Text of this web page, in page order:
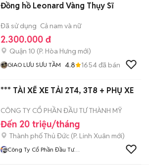
Đồng hồ Leonard Vàng Thụy Sĩ
Đã sử dụng Cả nam và nữ
2.300.000 đ
Quận 10 (P. Hòa Hưng mới)
GIAO LƯU SƯU TẦM 4.8 1654đã bán
*** TÀI XẾ XE TẢI 2T4, 3T8 + PHỤ XE
CÔNG TY CỔ PHẦN ĐẦU TƯ THÀNH MỸ
Đến 20 triệu/tháng
Thành phố Thủ Đức (P. Linh Xuân mới)
Công Ty Cổ Phần Đầu Tư